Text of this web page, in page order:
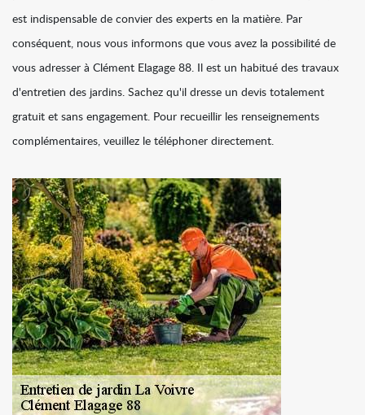
est indispensable de convier des experts en la matière. Par
conséquent, nous vous informons que vous avez la possibilité de
vous adresser à Clément Elagage 88. Il est un habitué des travaux
d'entretien des jardins. Sachez qu'il dresse un devis totalement
gratuit et sans engagement. Pour recueillir les renseignements
complémentaires, veuillez le téléphoner directement.